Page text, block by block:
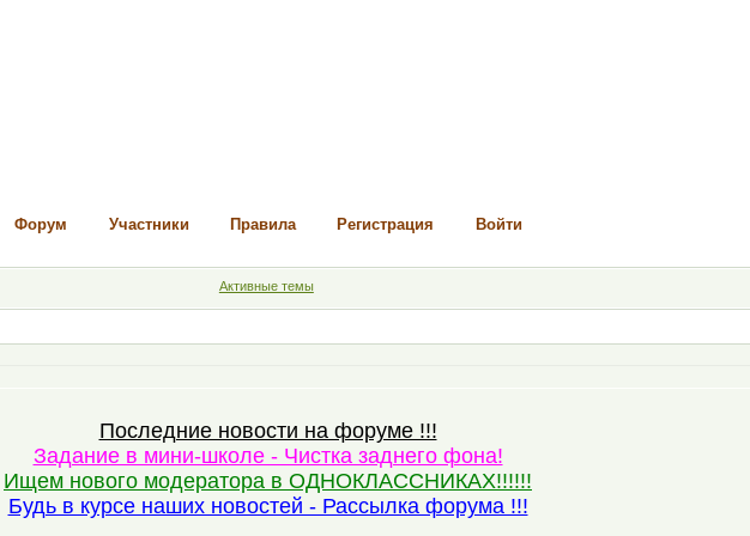
Форум Участники Правила Регистрация Войти
Активные темы
Последние новости на форуме !!!
Задание в мини-школе - Чистка заднего фона!
Ищем нового модератора в ОДНОКЛАССНИКАХ!!!!!!
Будь в курсе наших новостей - Рассылка форума !!!